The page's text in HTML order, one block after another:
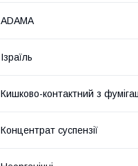
ADAMA
Ізраїль
Кишково-контактний з
Концентрат суспензії